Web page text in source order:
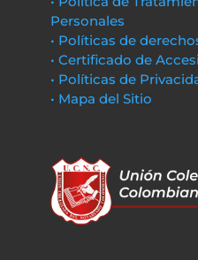
Personales
• Políticas de
• Certificado de
• Políticas de
• Mapa del Sitio